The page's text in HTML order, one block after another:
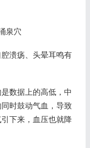
泉穴
溃疡、头晕耳鸣有
数据上的高低，中
时鼓动气血，导致
下来，血压也就降